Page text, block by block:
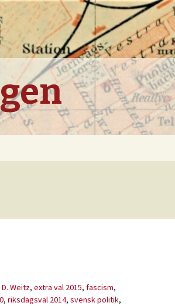
D. Weitz, extra val 2015, fascism,
, riksdagsval 2014, svensk politik,